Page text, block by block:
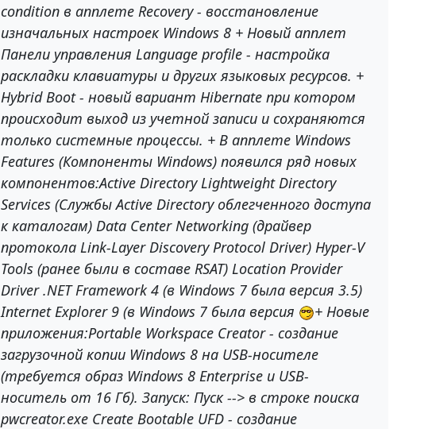
condition в апплете Recovery - восстановление
изначальных настроек Windows 8 + Новый апплет
Панели управления Language profile - настройка
раскладки клавиатуры и других языковых ресурсов. +
Hybrid Boot - новый вариант Hibernate при котором
происходит выход из учетной записи и сохраняются
только системные процессы. + В апплете Windows
Features (Компоненты Windows) появился ряд новых
компонентов:Active Directory Lightweight Directory
Services (Службы Active Directory облегченного доступа
к каталогам) Data Center Networking (драйвер
протокола Link-Layer Discovery Protocol Driver) Hyper-V
Tools (ранее были в составе RSAT) Location Provider
Driver .NET Framework 4 (в Windows 7 была версия 3.5)
Internet Explorer 9 (в Windows 7 была версия
+ Новые
приложения:Portable Workspace Creator - создание
загрузочной копии Windows 8 на USB-носителе
(требуется образ Windows 8 Enterprise и USB-
носитель от 16 Гб). Запуск: Пуск --> в строке поиска
pwcreator.exe Create Bootable UFD - создание